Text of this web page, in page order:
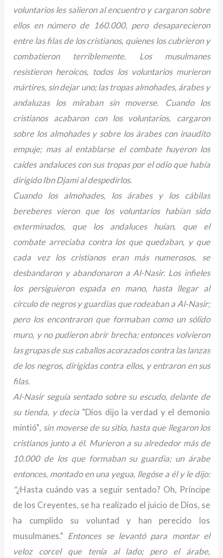
voluntarios les salieron al encuentro y cargaron sobre
ellos en número de 160.000, pero desaparecieron
entre las filas de los cristianos, quienes los cubrieron y
combatieron terriblemente. Los musulmanes
resistieron heroicos, todos los voluntarios murieron
mártires, sin dejar uno; las tropas almohades, árabes y
andaluzas los miraban sin moverse. Cuando los
cristianos acabaron con los voluntarios, cargaron
sobre los almohades y sobre los árabes con inaudito
empuje; mas al entablarse el combate huyeron los
caídes andaluces con sus tropas por el odio que había
dirigido Ibn Djami al despedirlos.
Cuando los almohades, los árabes y los cábilas
bereberes vieron que los voluntarios habían sido
exterminados, que los andaluces huían, que el
combate arreciaba contra los que quedaban, y que
cada vez los cristianos eran más numerosos, se
desbandaron y abandonaron a Al-Nasir. Los infieles
los persiguieron espada en mano, hasta llegar al
círculo de negros y guardias que rodeaban a Al-Nasir;
pero los encontraron que formaban como un sólido
muro, y no pudieron abrir brecha; entonces volvieron
las grupas de sus caballos acorazados contra las lanzas
de los negros, dirigidas contra ellos, y entraron en sus
filas.
Al-Nasir seguía sentado sobre su escudo, delante de
su tienda, y decía "Dios dijo la verdad y el demonio
mintió", sin moverse de su sitio, hasta que llegaron los
cristianos junto a él. Murieron a su alrededor más de
10.000 de los que formaban su guardia; un árabe
entonces, montado en una yegua, llegóse a él y le dijo:
"¿Hasta cuándo vas a seguir sentado? Oh, Príncipe
de los Creyentes, se ha realizado el juicio de Dios, se
ha cumplido su voluntad y han perecido los
musulmanes." Entonces se levantó para montar el
veloz corcel que tenía al lado; pero el árabe,